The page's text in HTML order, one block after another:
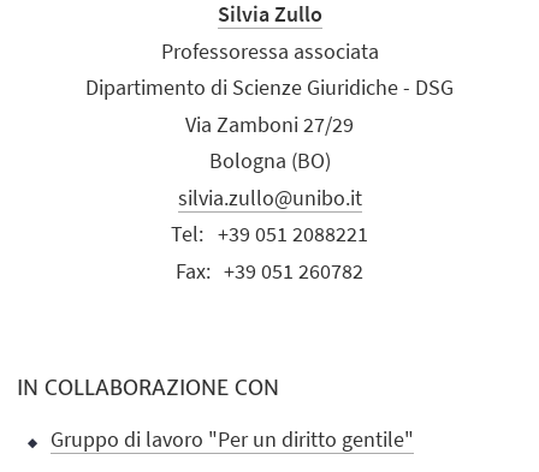
Silvia Zullo
Professoressa associata
Dipartimento di Scienze Giuridiche - DSG
Via Zamboni 27/29
Bologna (BO)
silvia.zullo@unibo.it
Tel: +39 051 2088221
Fax: +39 051 260782
IN COLLABORAZIONE CON
Gruppo di lavoro "Per un diritto gentile"